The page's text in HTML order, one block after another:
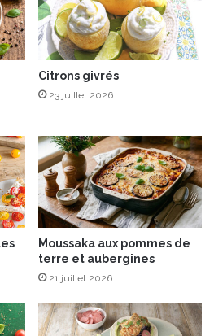
Citrons givrés
23 juillet 2026
Moussaka aux pommes de
terre et aubergines
21 juillet 2026